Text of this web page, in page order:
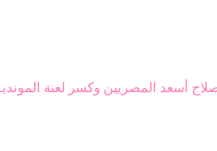
أسعد المصريين وكسر لعنة